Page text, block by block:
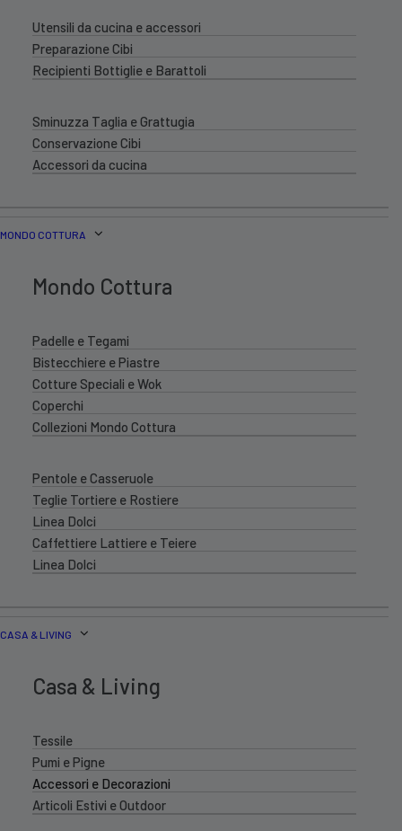
Utensili da cucina e accessori
Preparazione Cibi
Recipienti Bottiglie e Barattoli
Sminuzza Taglia e Grattugia
Conservazione Cibi
Accessori da cucina
MONDO COTTURA
Mondo Cottura
Padelle e Tegami
Bistecchiere e Piastre
Cotture Speciali e Wok
Coperchi
Collezioni Mondo Cottura
Pentole e Casseruole
Teglie Tortiere e Rostiere
Linea Dolci
Caffettiere Lattiere e Teiere
Linea Dolci
CASA & LIVING
Casa & Living
Tessile
Pumi e Pigne
Accessori e Decorazioni
Articoli Estivi e Outdoor